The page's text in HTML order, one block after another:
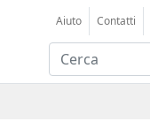
Aiuto Contatti